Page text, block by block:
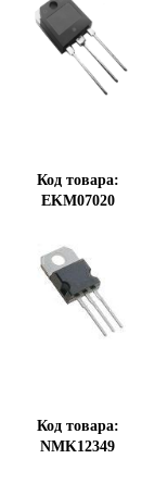
Код товара:
EKM07020
Код товара:
NMK12349